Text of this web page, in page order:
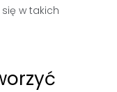
w takich